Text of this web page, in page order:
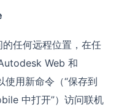
任何远程位置，在任
Web 和
用新命令（“保存到
中打开”）访问联机